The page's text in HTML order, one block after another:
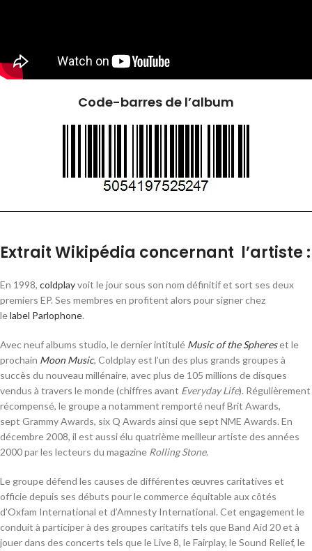
Code-barres de l’album
Extrait Wikipédia concernant l’artiste :
En 1998, coldplayvoit le jour sous son nom définitif et sort ses deux
premiers EP. Ses membres en profitent alors pour signer chez
lelabel Parlophone.
Avec neuf albums studio, le dernier intitulé Music of the Sphereset le
prochain Moon Music, Coldplay est l’un des plus grands groupes à
succès du nouveau millénaire, avec plus de 105 millions de disques
vendus à travers le monde (chiffres avant Everyday Life). Régulièrement
récompensé, le groupe a notamment remporté neuf Brit Awards,
sept Grammy Awards, six Q Awards ainsi que sept NME Awards. En
décembre 2008, il est aussi élu quatrième meilleur artiste des années
2000 par les lecteurs du magazine Rolling Stone.
Le groupe défend les causes de différentes œuvres caritatives et
officie depuis ses débuts pour le commerce équitable aux côtés
d’Oxfam International et d’Amnesty International. Cet engagement le
conduit à participer à des groupes caritatifs tels que Band Aid 20 et à
jouer dans des concerts tels que le Live 8, le Fairplay, le Sound Relief, le